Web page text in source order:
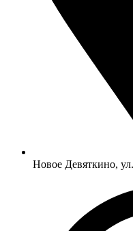
Новое Девяткино,